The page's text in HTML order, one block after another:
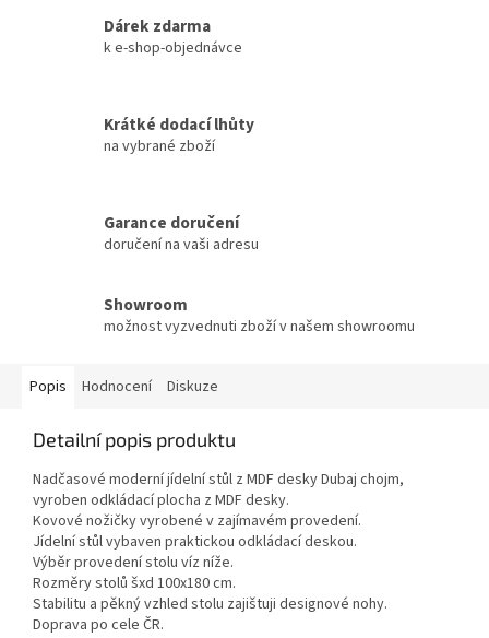
Dárek zdarma
k e-shop-objednávce
Krátké dodací lhůty
na vybrané zboží
Garance doručení
doručení na vaši adresu
Showroom
možnost vyzvednuti zboží v našem showroomu
Popis Hodnocení Diskuze
Detailní popis produktu
Nadčasové moderní jídelní stůl z MDF desky Dubaj chojm,
vyroben odkládací plocha z MDF desky.
Kovové nožičky vyrobené v zajímavém provedení.
Jídelní stůl vybaven praktickou odkládací deskou.
Výběr provedení stolu víz níže.
Rozměry stolů šxd 100x180 cm.
Stabilitu a pěkný vzhled stolu zajištuji designové nohy.
Doprava po cele ČR.